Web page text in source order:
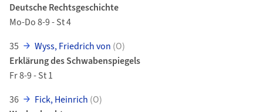
Deutsche Rechtsgeschichte
Mo-Do 8-9 - St 4
35
Wyss, Friedrich von (O)
Erklärung des Schwabenspiegels
Fr 8-9 - St 1
36
Fick, Heinrich (O)